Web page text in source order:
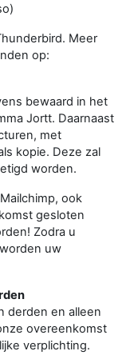
Meer
op:
bewaard in het
Jortt. Daarnaast
met
kopie. Deze zal
worden.
ook
gesloten
Zodra u
uw
derden en alleen
overeenkomst
verplichting.